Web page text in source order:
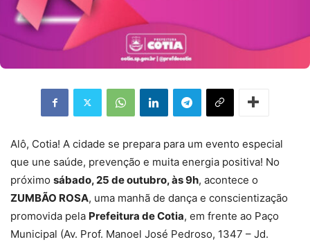
Alô, Cotia! A cidade se prepara para um evento especial
que une saúde, prevenção e muita energia positiva! No
próximo sábado, 25 de outubro, às 9h, acontece o
ZUMBÃO ROSA, uma manhã de dança e conscientização
promovida pela Prefeitura de Cotia, em frente ao Paço
Municipal (Av. Prof. Manoel José Pedroso, 1347 – Jd.